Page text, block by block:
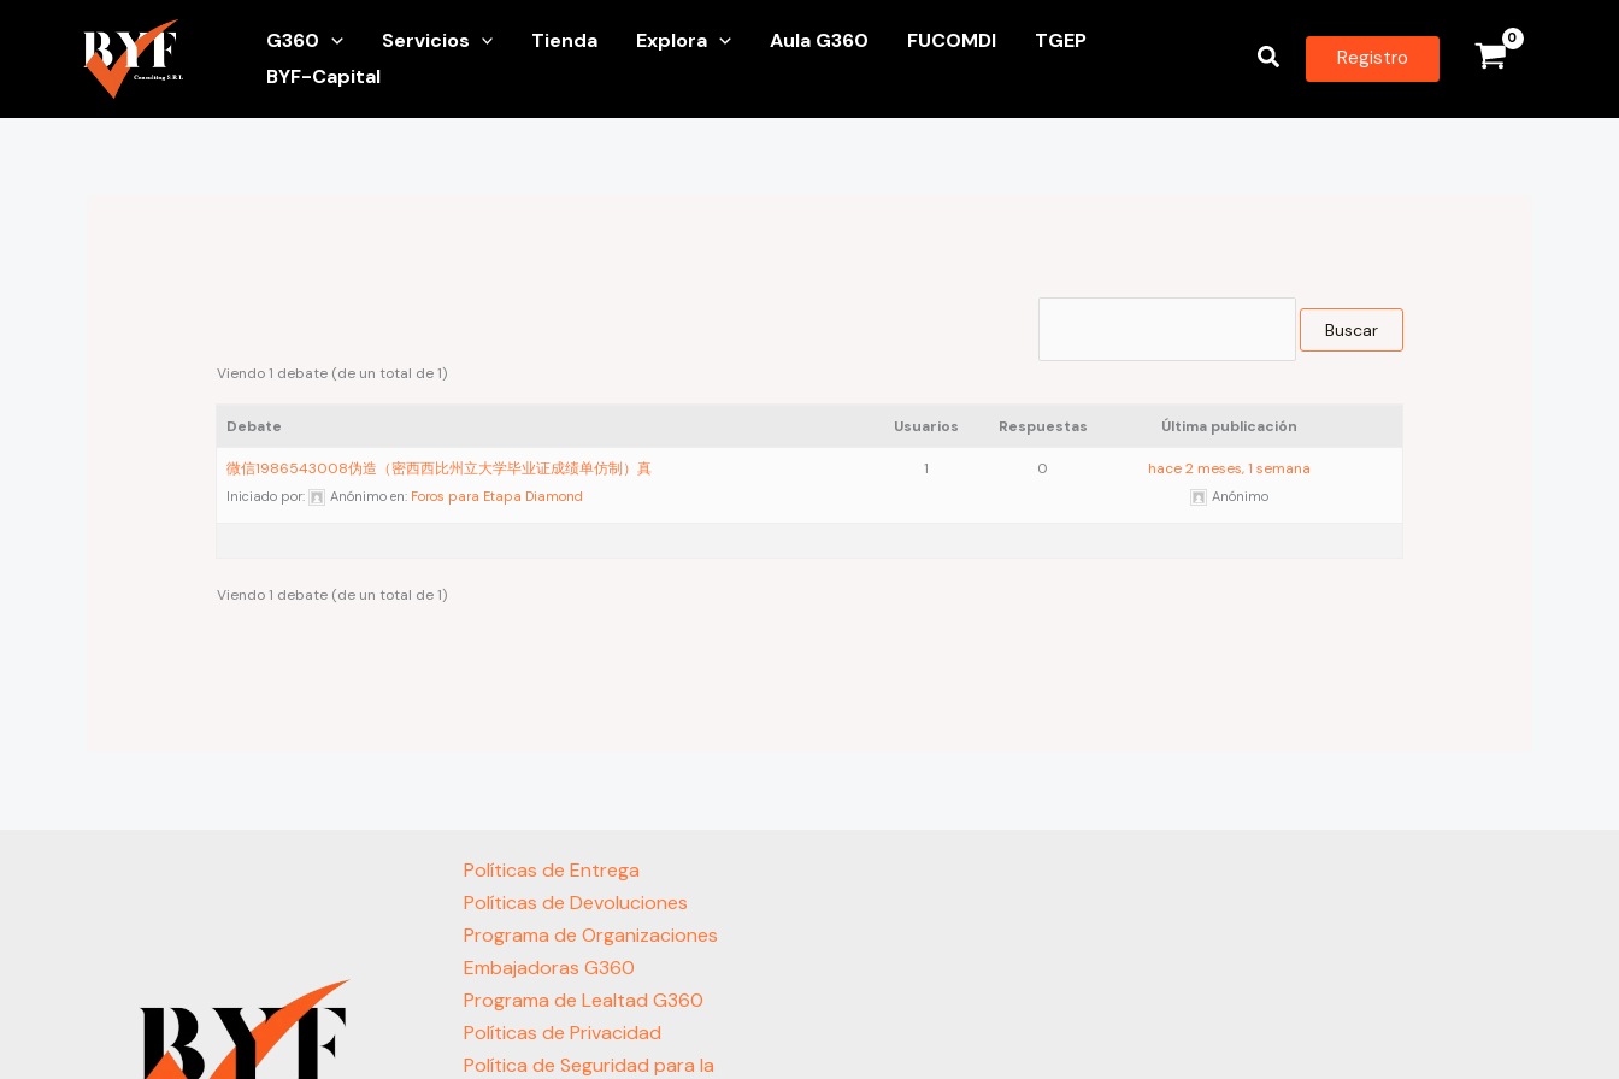
G360 Servicios Tienda Explora Aula G360 FUCOMDI
TGEP
BYF-Capital
Buscar Registro
Viendo 1 debate (de un total de 1)
Debate Usuarios Respuestas Última publicación
微信1986543008伪造（密西西比州立大学毕业证成绩单仿制）真
Iniciado por: Anónimo en: Foros para Etapa Diamond
1 0 hace 2 meses, 1 semana
Anónimo
Viendo 1 debate (de un total de 1)
Políticas de Entrega
Políticas de Devoluciones
Programa de Organizaciones
Embajadoras G360
Programa de Lealtad G360
Políticas de Privacidad
Política de Seguridad para la